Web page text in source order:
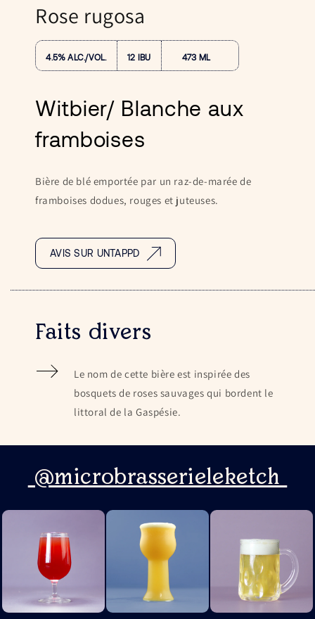
fenêtre
modaleRose rugosa
4.5% ALC./VOL. 12 IBU 473 ML
Witbier/ Blanche aux
framboises
Bière de blé emportée par un raz-de-marée de
framboises dodues, rouges et juteuses.
AVIS SUR UNTAPPD
Faits divers
Le nom de cette bière est inspirée des
bosquets de roses sauvages qui bordent le
littoral de la Gaspésie.
@microbrasserieleketch